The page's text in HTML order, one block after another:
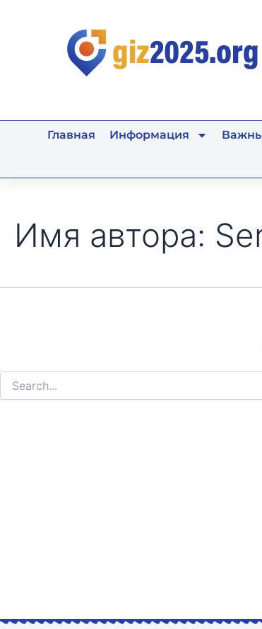
содержимому
Главная Информация
Имя автора: